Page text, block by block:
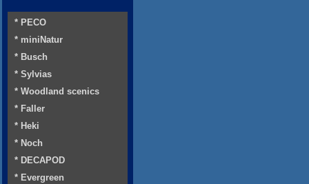
* PECO
* miniNatur
* Busch
* Sylvias
* Woodland scenics
* Faller
* Heki
* Noch
* DECAPOD
* Evergreen